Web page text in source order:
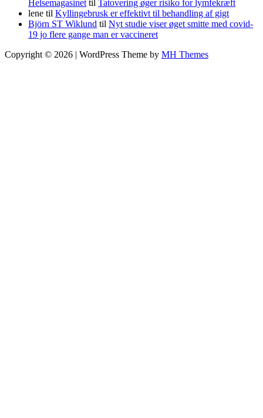
Helsemagasinet til Tatovering øger risiko for lymfekræft
lene til Kyllingebrusk er effektivt til behandling af gigt
Björn ST Wiklund til Nyt studie viser øget smitte med covid-
19 jo flere gange man er vaccineret
Copyright © 2026 | WordPress Theme by MH Themes